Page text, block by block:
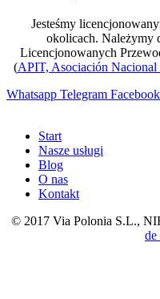
Jesteśmy
okolicach. Należymy
Licencjonowanych
(APIT, Asociación Nacional
Whatsapp Telegram Facebook
Start
Nasze usługi
Blog
O nas
Kontakt
© 2017 Via Polonia S.L.,
de